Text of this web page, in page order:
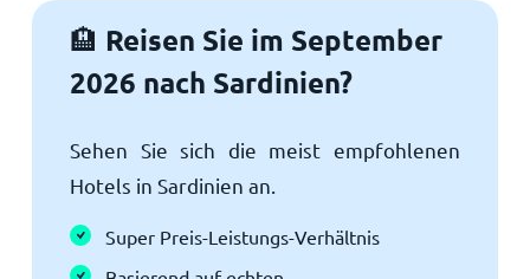
🏨 Reisen Sie im September
2026 nach Sardinien?
Sehen Sie sich die meist empfohlenen
Hotels in Sardinien an.
Super Preis-Leistungs-Verhältnis